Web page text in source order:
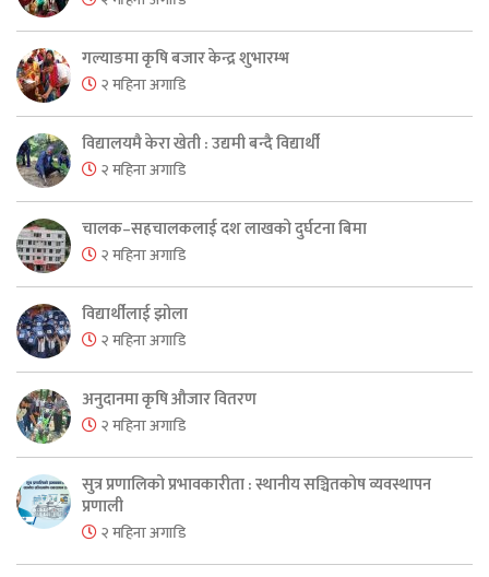
गल्याङमा कृषि बजार केन्द्र शुभारम्भ
२ महिना अगाडि
विद्यालयमै केरा खेती : उद्यमी बन्दै विद्यार्थी
२ महिना अगाडि
चालक–सहचालकलाई दश लाखको दुर्घटना बिमा
२ महिना अगाडि
विद्यार्थीलाई झोला
२ महिना अगाडि
अनुदानमा कृषि औजार वितरण
२ महिना अगाडि
सुत्र प्रणालिको प्रभावकारीता : स्थानीय सञ्चितकोष व्यवस्थापन
प्रणाली
२ महिना अगाडि